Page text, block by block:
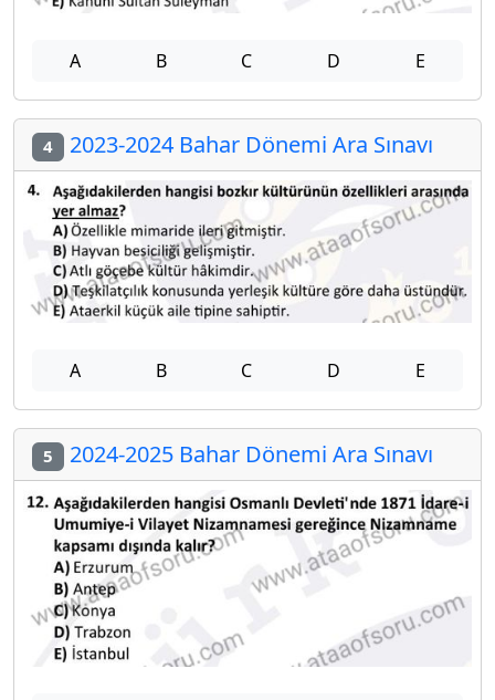
A B C D E
4 2023-2024 Bahar Dönemi Ara Sınavı
A B C D E
5 2024-2025 Bahar Dönemi Ara Sınavı